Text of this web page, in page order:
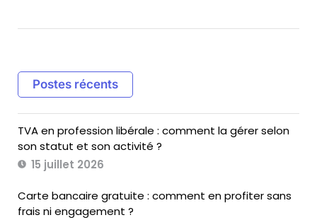
Postes récents
TVA en profession libérale : comment la gérer selon
son statut et son activité ?
15 juillet 2026
Carte bancaire gratuite : comment en profiter sans
frais ni engagement ?